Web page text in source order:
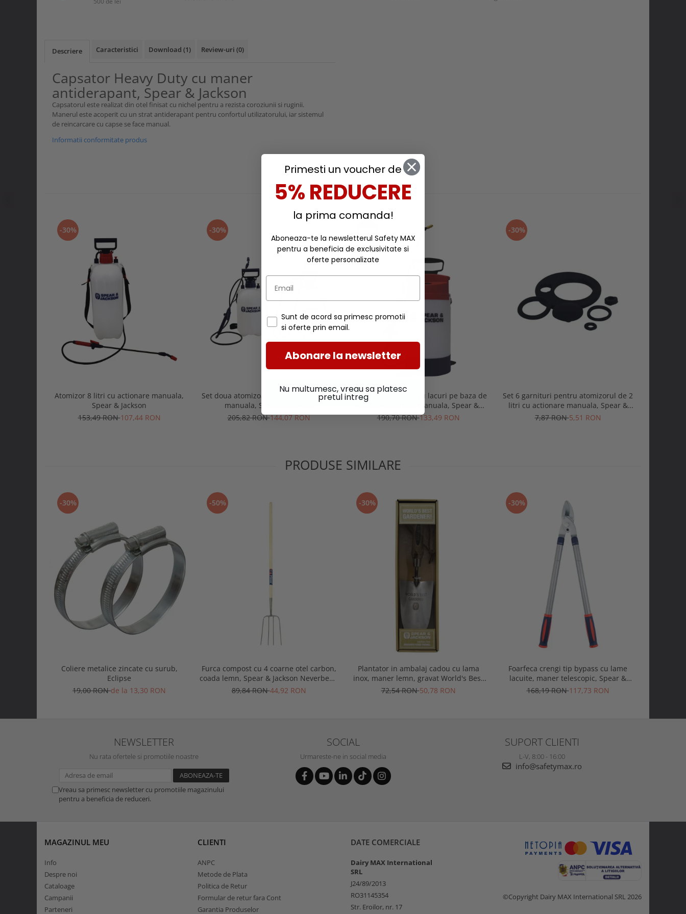
Genti si trolere
Echipamente specializate
Echipamente muncitori ferma
Echipamente veterinari
Echipamente mulgatori
Descriere Caracteristici Download (1) Review-uri (0)
Capsator Heavy Duty cu maner
antiderapant, Spear & Jackson
Capsatorul este realizat din otel finisat cu nichel pentru a rezista coroziunii si ruginii.
Manerul este acoperit cu un strat antiderapant pentru confortul utilizatorului, iar sistemul
de reincarcare cu capse se face manual.
Informatii conformitate produs
RECOMANDARI
-30%
Atomizor 8 litri cu actionare manuala,
Spear & Jackson
153,49 RON107,44 RON
-30%
Set doua atomizoare 5 litri cu actionare
manuala, Spear & Jackson
205,82 RON144,07 RON
Atomizor 5 litri pentru lacuri pe baza de
apa cu actionare manuala, Spear &
Jackson
190,70 RON133,49 RON
-30%
Set 6 garnituri pentru atomizorul de 2
litri cu actionare manuala, Spear &
Jackson
7,87 RON5,51 RON
PRODUSE SIMILARE
-30%
Coliere metalice zincate cu surub,
Eclipse
19,00 RONde la 13,30 RON
-50%
Furca compost cu 4 coarne otel carbon,
coada lemn, Spear & Jackson Neverbend
Professional
89,84 RON44,92 RON
-30%
Plantator in ambalaj cadou cu lama
inox, maner lemn, gravat World's Best
Gardener, Spear & Jackson
72,54 RON50,78 RON
-30%
Foarfeca crengi tip bypass cu lame
lacuite, maner telescopic, Spear &
Jackson Razorsharp Steel
168,19 RON117,73 RON
NEWSLETTER
Nu rata ofertele si promotiile noastre
Vreau sa primesc newsletter cu promotiile magazinului
pentru a beneficia de reduceri.
SOCIAL
Urmareste-ne in social media
SUPORT CLIENTI
L-V, 8:00 - 16:00
info@safetymax.ro
MAGAZINUL MEU
Info
Despre noi
Cataloage
Campanii
Parteneri
CLIENTI
ANPC
Metode de Plata
Politica de Retur
Formular de retur fara Cont
Garantia Produselor
DATE COMERCIALE
Dairy MAX International
SRL
J24/89/2013
RO31145354
Str. Eroilor, nr. 17
©Copyright Dairy MAX International SRL 2026
Primesti un voucher de
5% REDUCERE
la prima comanda!
Aboneaza-te la newsletterul Safety MAX
pentru a beneficia de exclusivitate si
oferte personalizate
Sunt de acord sa primesc promotii
si oferte prin email.
Abonare la newsletter
Nu multumesc, vreau sa platesc
pretul intreg